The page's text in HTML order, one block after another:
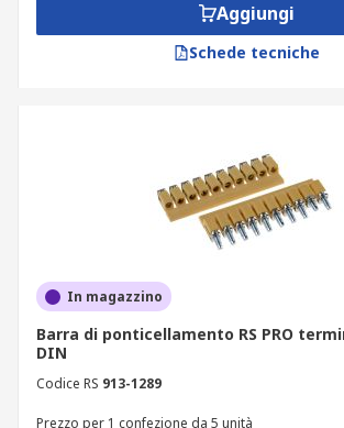
Aggiungi
Schede tecniche
In magazzino
Barra di ponticellamento RS PRO
DIN
Codice RS 913-1289
Prezzo per 1 confezione da 5 unità